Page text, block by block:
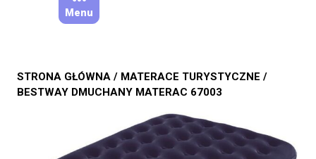
Menu
STRONA GŁÓWNA / MATERACE TURYSTYCZNE /
BESTWAY DMUCHANY MATERAC 67003